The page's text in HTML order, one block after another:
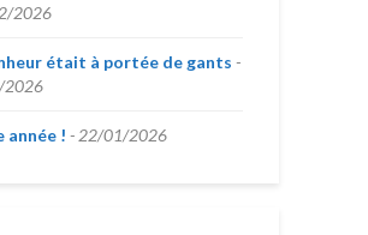
2026
était à portée de gants
2026
année ! 22/01/2026